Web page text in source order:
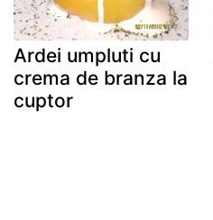
Ardei umpluti cu
crema de branza la
cuptor